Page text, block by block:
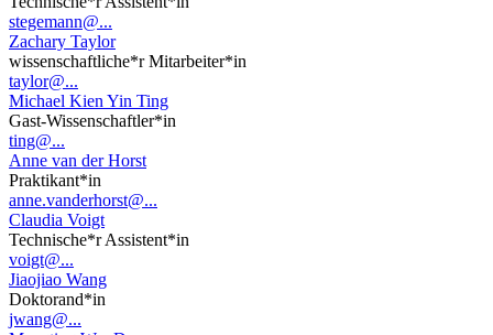
stegemann@...
Zachary Taylor
wissenschaftliche*r Mitarbeiter*in
taylor@...
Michael Kien Yin Ting
Gast-Wissenschaftler*in
ting@...
Anne van der Horst
Praktikant*in
anne.vanderhorst@...
Claudia Voigt
Technische*r Assistent*in
voigt@...
Jiaojiao Wang
Doktorand*in
jwang@...